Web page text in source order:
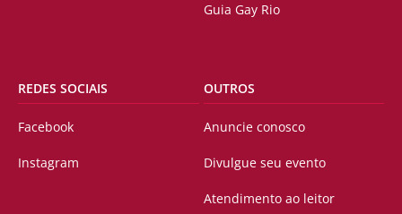
Guia Gay Rio
REDES SOCIAIS
Facebook
Instagram
OUTROS
Anuncie conosco
Divulgue seu evento
Atendimento ao leitor